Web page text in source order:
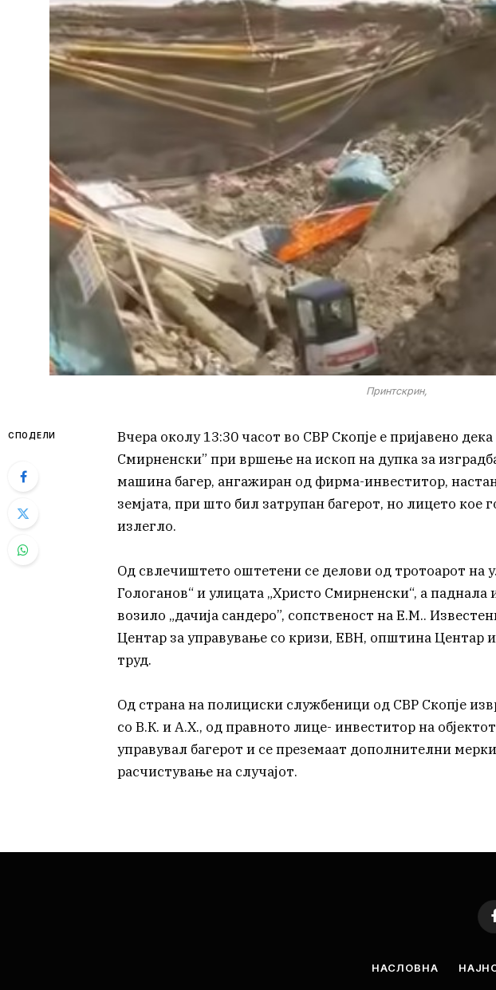
Принтскрин,
СПОДЕЛИ
Вчера околу 13:30 часот во СВР Скопје е пријавено
Смирненски” при вршење на ископ на дупка за
машина багер, ангажиран од фирма-инвеститор,
земјата, при што бил затрупан багерот, но лицето кое
излегло.
Од свлечиштето оштетени се делови од тротоарот на
Гологанов“ и улицата „Христо Смирненски“, а паднала
возило „дачија сандеро”, сопственост на Е.М..
Центар за управување со кризи, ЕВН, општина Центар
труд.
Од страна на полициски службеници од СВР Скопје
со В.К. и А.Х., од правното лице- инвеститор на
управувал багерот и се преземаат дополнителни
расчистување на случајот.
НАСЛОВНА